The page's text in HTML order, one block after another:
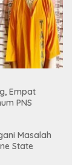
Empat
PNS
Masalah
State